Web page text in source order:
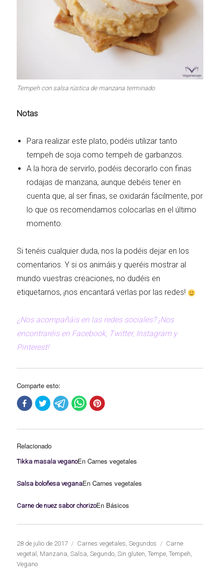
Tempeh con salsa rústica de manzana terminado
Notas
Para realizar este plato, podéis utilizar tanto
tempeh de soja como tempeh de garbanzos.
A la hora de servirlo, podéis decorarlo con finas
rodajas de manzana, aunque debéis tener en
cuenta que, al ser finas, se oxidarán fácilmente, por
lo que os recomendamos colocarlas en el último
momento.
Si tenéis cualquier duda, nos la podéis dejar en los
comentarios. Y si os animáis y queréis mostrar al
mundo vuestras creaciones, no dudéis en
etiquetarnos, ¡nos encantará verlas por las redes!
¿Nos acompañáis en las redes sociales? ¡Nos
encontraréis en Facebook, Twitter, Instagram y
Pinterest!
Comparte esto:
Relacionado
Tikka masala veganoEn Carnes vegetales
Salsa boloñesa veganaEn Carnes vegetales
Carne de nuez sabor chorizoEn Básicos
Publicado
el
28 de julio de 2017 Categorías
Carnes vegetales ,Segundos Etiquetas
Carne
vegetal
Manzana ,Salsa ,Segundo ,Sin gluten ,Tempe ,Tempeh
Vegano